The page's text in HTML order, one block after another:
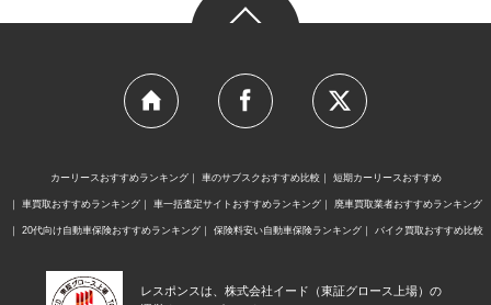
カーリースおすすめランキング 車のサブスクおすすめ比較 短期カーリースおすすめ
車買取おすすめランキング 車一括査定サイトおすすめランキング 廃車買取業者おすすめランキング
20代向け自動車保険おすすめランキング 保険料安い自動車保険ランキング バイク買取おすすめ比較
レスポンスは、株式会社イード（東証グロース上場）の